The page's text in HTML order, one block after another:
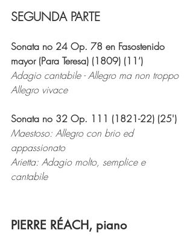
SEGUNDA PARTE
Sonata no 24 Op. 78 en Fasostenido
mayor (Para Teresa) (1809) (11’)
Adagio cantabile - Allegro ma non troppo
Allegro vivace
Sonata no 32 Op. 111 (1821-22) (25')
Maestoso: Allegro con brio ed
appassionato
Arietta: Adagio molto, semplice e
cantabile
PIERRE RÉACH, piano